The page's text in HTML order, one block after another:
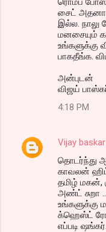
சைட்
இல்ல. நாலு
மனசையும்
உங்களுக்கு
பாகதீங்க.
அன்புடன்
விஜய்
4:18 PM
Vijay baskar
தொடர்ந்து
காவலன்
தமிழ் மகன்,
அண்ட் சுறா ..
உங்களுக்கு
க்ஹெஸ்ட்
எப்படி